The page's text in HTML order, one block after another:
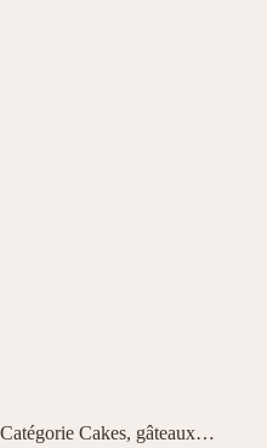
Catégorie Cakes, gâteaux…